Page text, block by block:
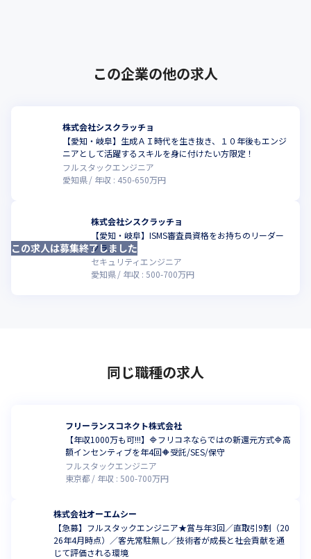
この企業の他の求人
株式会社シスクラッチョ
【愛知・岐阜】生成ＡＩ時代を生き抜き、１０年後もエンジ
ニアとして活躍するスキルを身に付けたい方限定！
フルスタックエンジニア
愛知県
年収 : 450-650万円
株式会社シスクラッチョ
【愛知・岐阜】ISMS審査員資格をお持ちのリーダー
クラス
セキュリティエンジニア
愛知県
年収 : 500-700万円
この求人は募集終了しました
同じ職種の求人
フリーランスコネクト株式会社
【年収1000万も可!!!】🔷フリコネならではの新還元方式🔷高
額インセンティブを年4回🔶受託/SES/保守
フルスタックエンジニア
東京都
年収 : 500-700万円
株式会社オーエムシー
【急募】フルスタックエンジニア★賞与年3回／直取引9割（20
26年4月時点）／客先常駐無し／技術者が成長と社会貢献を通
じて評価される環境